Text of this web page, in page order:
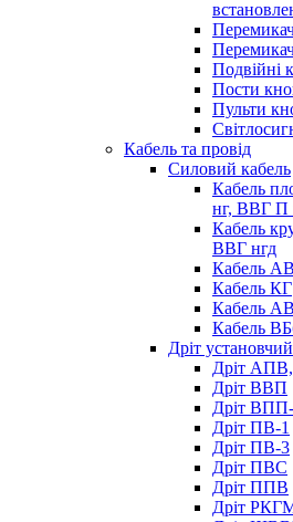
Подвійні
Пости
Пульти
Кабель та провід
Силовий кабель
Кабель
нг, ВВГ П
Кабель
ВВГ нгд
Кабель
Кабель КГ
Кабель
Кабель
Дріт установчий
Дріт
Дріт ВВП
Дріт
Дріт ПВ-1
Дріт ПВ-3
Дріт ПВС
Дріт ППВ
Дріт